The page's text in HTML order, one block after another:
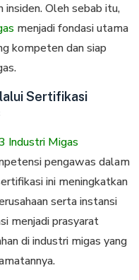
Oleh sebab itu,
menjadi fondasi utama
kompeten dan siap
Sertifikasi
Industri Migas
pengawas dalam
ini meningkatkan
serta instansi
menjadi prasyarat
di industri migas yang